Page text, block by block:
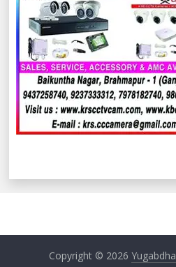
Copyright © 2026Yugabdha